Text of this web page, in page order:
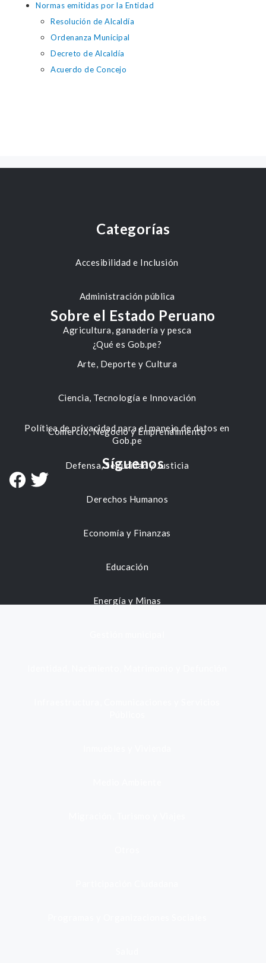
Normas emitidas por la Entidad
Resolución de Alcaldía
Ordenanza Municipal
Decreto de Alcaldía
Acuerdo de Concejo
Categorías
Accesibilidad e Inclusión
Administración pública
Agricultura, ganadería y pesca
Arte, Deporte y Cultura
Ciencia, Tecnología e Innovación
Comercio, Negocio y Emprendimiento
Defensa, Seguridad y Justicia
Derechos Humanos
Economía y Finanzas
Educación
Energía y Minas
Sobre el Estado Peruano
¿Qué es Gob.pe?
Política de privacidad para el manejo de datos en
Gob.pe
Síguenos